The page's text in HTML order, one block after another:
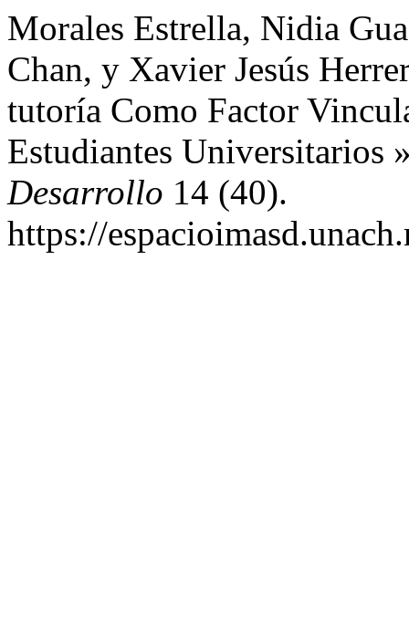
Morales Estrella, Nidia
Chan, y Xavier Jesús
tutoría Como Factor
Estudiantes Universitarios
Desarrollo 14 (40).
https://